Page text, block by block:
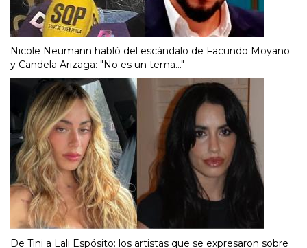
Nicole Neumann habló del escándalo de Facundo Moyano
y Candela Arizaga: "No es un tema..."
De Tini a Lali Espósito: los artistas que se expresaron sobre